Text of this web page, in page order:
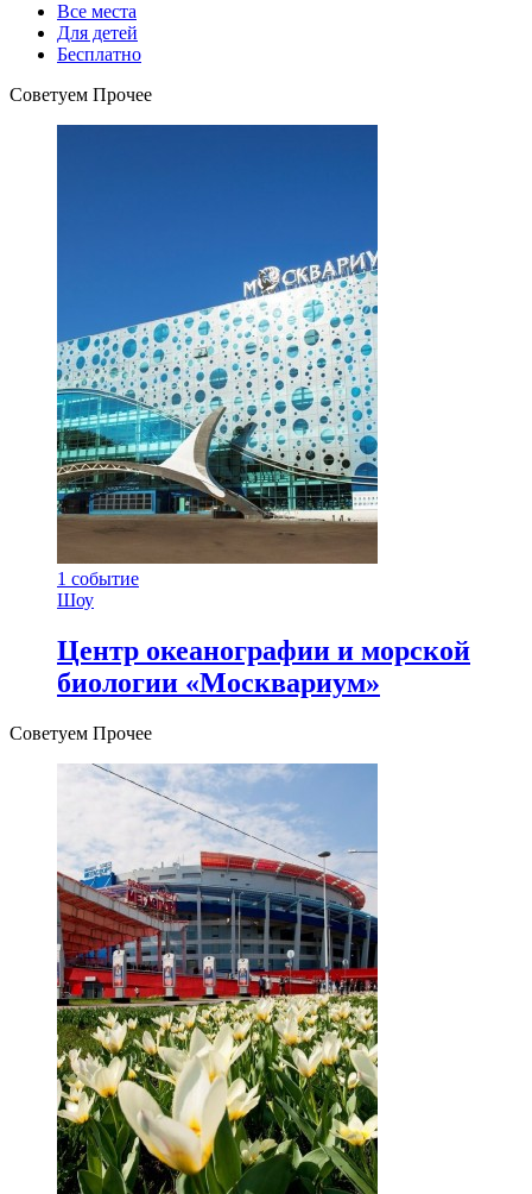
Все места
Для детей
Бесплатно
Советуем Прочее
1 событие
Шоу
Центр океанографии и морской
биологии «Москвариум»
Советуем Прочее